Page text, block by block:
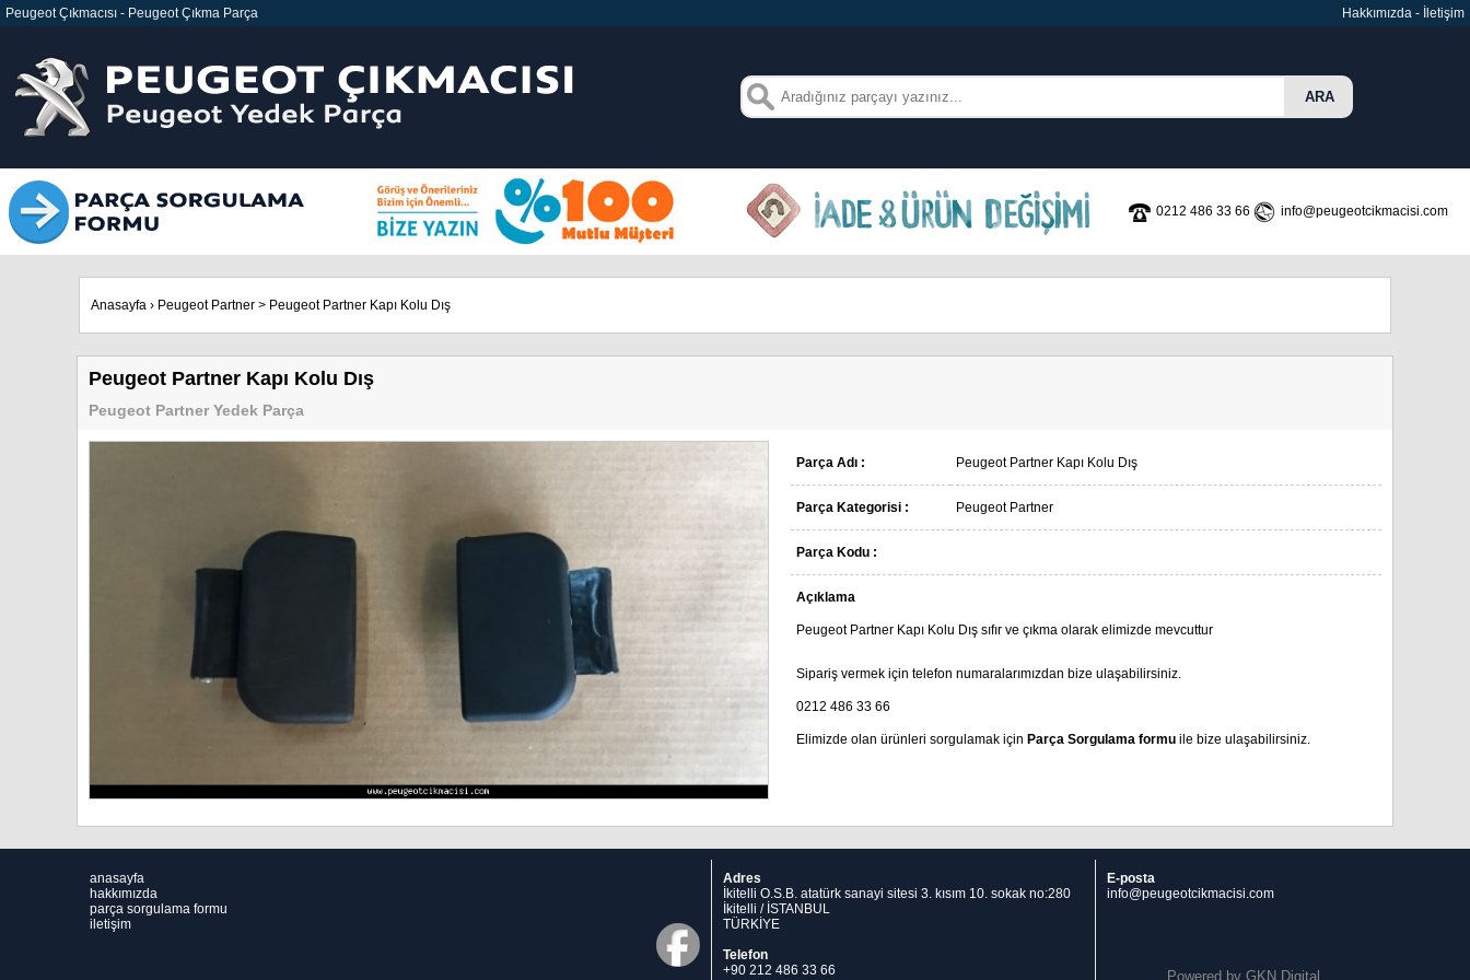
Peugeot Çıkmacısı - Peugeot Çıkma Parça Hakkımızda - İletişim
0212 486 33 66 info@peugeotcikmacisi.com
Anasayfa › Peugeot Partner > Peugeot Partner Kapı Kolu Dış
Peugeot Partner Kapı Kolu Dış
Peugeot Partner Yedek Parça
Parça Adı : Peugeot Partner Kapı Kolu Dış
Parça Kategorisi : Peugeot Partner
Parça Kodu :
Açıklama
Peugeot Partner Kapı Kolu Dış sıfır ve çıkma olarak elimizde mevcuttur
Sipariş vermek için telefon numaralarımızdan bize ulaşabilirsiniz.
0212 486 33 66
Elimizde olan ürünleri sorgulamak için Parça Sorgulama formu ile bize ulaşabilirsiniz.
anasayfa
hakkımızda
parça sorgulama formu
iletişim
Adres
İkitelli O.S.B. atatürk sanayi sitesi 3. kısım 10. sokak no:280
İkitelli / İSTANBUL
TÜRKİYE
Telefon
+90 212 486 33 66
E-posta
info@peugeotcikmacisi.com
Powered by GKN Digital